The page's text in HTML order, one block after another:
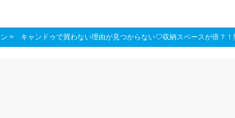
> キャンドゥで買わない理由が見つからない♡収納スペースが倍？